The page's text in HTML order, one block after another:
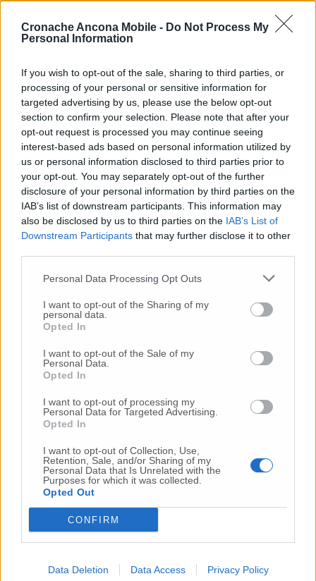
Cronache Ancona Mobile - Do Not Process My
Personal Information
If you wish to opt-out of the sale, sharing to third parties, or
processing of your personal or sensitive information for
targeted advertising by us, please use the below opt-out
section to confirm your selection. Please note that after your
opt-out request is processed you may continue seeing
interest-based ads based on personal information utilized by
us or personal information disclosed to third parties prior to
your opt-out. You may separately opt-out of the further
disclosure of your personal information by third parties on the
IAB’s list of downstream participants. This information may
also be disclosed by us to third parties on the IAB’s List of
Downstream Participants that may further disclose it to other
Personal Data Processing Opt Outs
I want to opt-out of the Sharing of my
personal data.
Opted In
I want to opt-out of the Sale of my
Personal Data.
Opted In
I want to opt-out of processing my
Personal Data for Targeted Advertising.
Opted In
I want to opt-out of Collection, Use,
Retention, Sale, and/or Sharing of my
Personal Data that Is Unrelated with the
Purposes for which it was collected.
Opted Out
CONFIRM
Data Deletion Data Access Privacy Policy
10 Lug-Luigia Fortunato,l’ennesimo femminicidio:
prima la lite, poi la furia col coltello
10 Lug-Femminicidio a Loreto.
(Foto-Video)
26 Lug-Scontro tra auto e moto a Numana:
gravissimo un centauroin eliambulanza a Torrette
24 Lug- Maltrattamenti all’asilo, parla il sindaco:
«Notifica arrivata in mattinata,anche i miei figli
sono andati lì»
2 Ago-Fermato col taser,muore in ospedale dopo un
inseguimento.Indagini in corso per accertare le
cause
16 Lug-Tragedia a Marzocca,donna travolta e uccisa
-Malore in casa, muoreil professore Pino Attili
“L’ha uccisa. Corri. Prendi l’aereo” Così ho saputo della
morte di mia sorella»
-Cordoglio a Fabriano per la scomparsa
dell’architetto Bruno Rossi
Khemaies:dalla condanna per spaccio
alla fuga dai
domiciliari
-Bomba d’acqua e grandine:strade come fiumi,
auto bloccate.Il bilancio complessivo (Foto-Video)
27 Lug-Addio a Giorgio Pavani,
storico commerciante di Lay Line
17 Lug-Choc in spiaggia,tragedia davanti ai
-Incidente sull’asse, un’auto ribaltata:due